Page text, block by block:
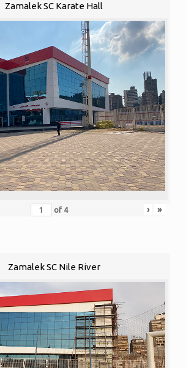
Zamalek SC Karate Hall
of 4 › »
Zamalek SC Nile River